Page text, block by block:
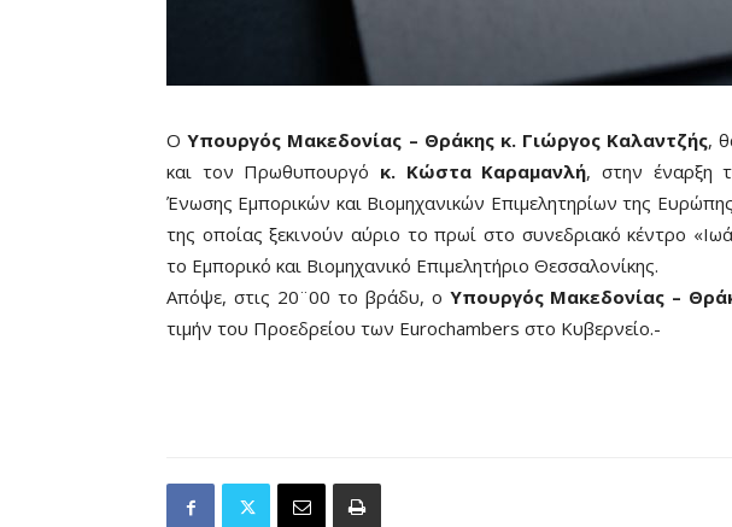
ΟΥπουργός Μακεδονίας – Θράκης κ. Γιώργος Καλαντζής,
και τον Πρωθυπουργό κ. Κώστα Καραμανλή, στην έναρξη
Ένωσης Εμπορικών και Βιομηχανικών Επιμελητηρίων της Ευρώπης
της οποίας ξεκινούν αύριο το πρωί στο συνεδριακό κέντρο
το Εμπορικό και Βιομηχανικό Επιμελητήριο Θεσσαλονίκης.
Απόψε, στις 20¨00 το βράδυ, ο Υπουργός Μακεδονίας –
τιμήν του Προεδρείου των Eurochambers στο Κυβερνείο.-